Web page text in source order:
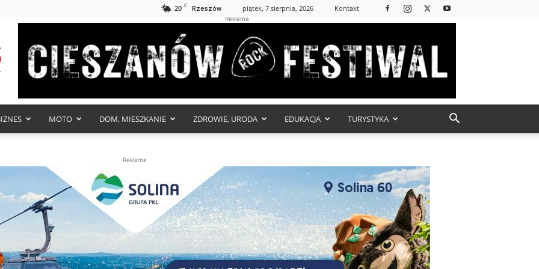
20 C Rzeszów piątek, 7 sierpnia, 2026 Kontakt
Reklama
MOTO DOM, MIESZKANIE ZDROWIE, URODA EDUKACJA TURYSTYKA
Reklama